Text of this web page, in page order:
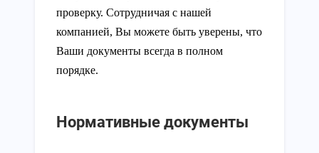
проверку. Сотрудничая с нашей
компанией, Вы можете быть уверены, что
Ваши документы всегда в полном
порядке.
Нормативные документы